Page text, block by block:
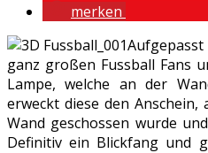
merken
ganz großen Fussball Fans
Lampe, welche an der
erweckt diese den
Wand geschossen wurde
Definitiv ein Blickfang und